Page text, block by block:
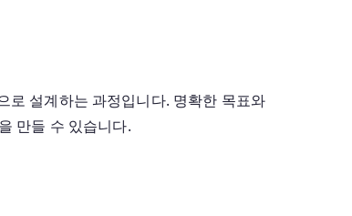
로 설계하는 과정입니다. 명확한 목표와
만들 수 있습니다.